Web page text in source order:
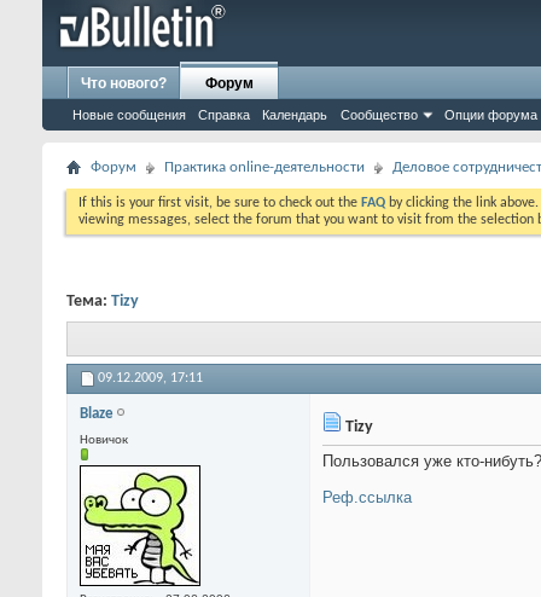
Что нового? Форум
Новые сообщения Справка Календарь Сообщество Опции форума
Форум Практика online-деятельности Деловое
If this is your first visit, be sure to check out the FAQ by clicking the link
viewing messages, select the forum that you want to visit from the selection
Тема: Tizy
09.12.2009, 17:11
Blaze
Новичок
Tizy
Пользовался уже кто-нибуть?
Реф.ссылка